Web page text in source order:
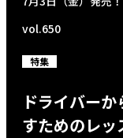
vol.650
特集
ドライバー
すためのレッ